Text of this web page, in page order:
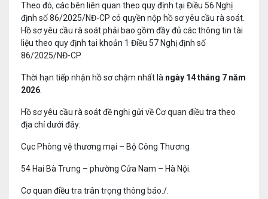
Theo đó, các bên liên quan theo quy định tại Điều 56 Nghị
định số 86/2025/NĐ-CP có quyền nộp hồ sơ yêu cầu rà soát.
Hồ sơ yêu cầu rà soát phải bao gồm đầy đủ các thông tin tài
liệu theo quy định tại khoản 1 Điều 57 Nghị định số
86/2025/NĐ-CP.
Thời hạn tiếp nhận hồ sơ chậm nhất là ngày 14 tháng 7 năm
2026
Hồ sơ yêu cầu rà soát đề nghị gửi về Cơ quan điều tra theo
địa chỉ dưới đây:
Cục Phòng vệ thương mại – Bộ Công Thương
54 Hai Bà Trưng – phường Cửa Nam – Hà Nội.
Cơ quan điều tra trân trọng thông báo./.